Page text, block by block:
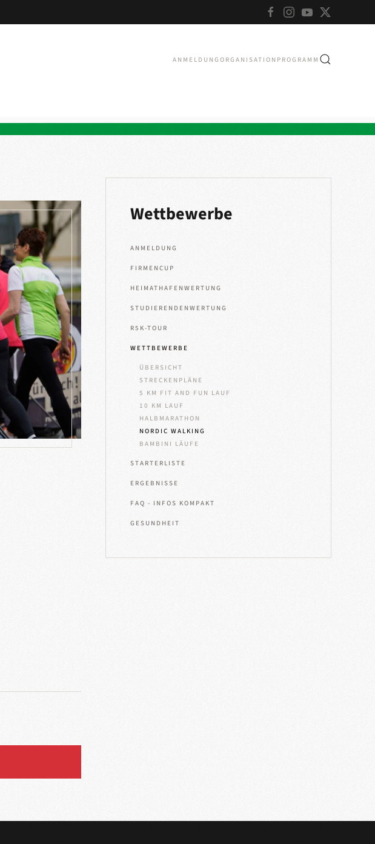
ANMELDUNG ORGANISATION PROGRAMM
Wettbewerbe
ANMELDUNG
FIRMENCUP
HEIMATHAFENWERTUNG
STUDIERENDENWERTUNG
R5K-TOUR
WETTBEWERBE
ÜBERSICHT
STRECKENPLÄNE
5 KM FIT AND FUN LAUF
10 KM LAUF
HALBMARATHON
NORDIC WALKING
BAMBINI LÄUFE
STARTERLISTE
ERGEBNISSE
FAQ - INFOS KOMPAKT
GESUNDHEIT